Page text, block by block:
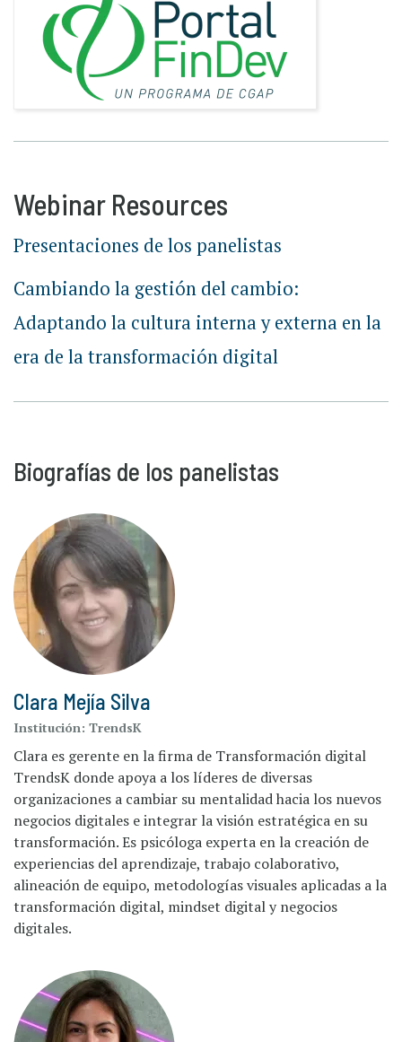
Webinar Resources
Presentaciones de los panelistas
Cambiando la gestión del cambio:
Adaptando la cultura interna y externa en la
era de la transformación digital
Biografías de los panelistas
Clara Mejía Silva
Institución: TrendsK
Clara es gerente en la firma de Transformación digital
TrendsK donde apoya a los líderes de diversas
organizaciones a cambiar su mentalidad hacia los nuevos
negocios digitales e integrar la visión estratégica en su
transformación. Es psicóloga experta en la creación de
experiencias del aprendizaje, trabajo colaborativo,
alineación de equipo, metodologías visuales aplicadas a la
transformación digital, mindset digital y negocios
digitales.